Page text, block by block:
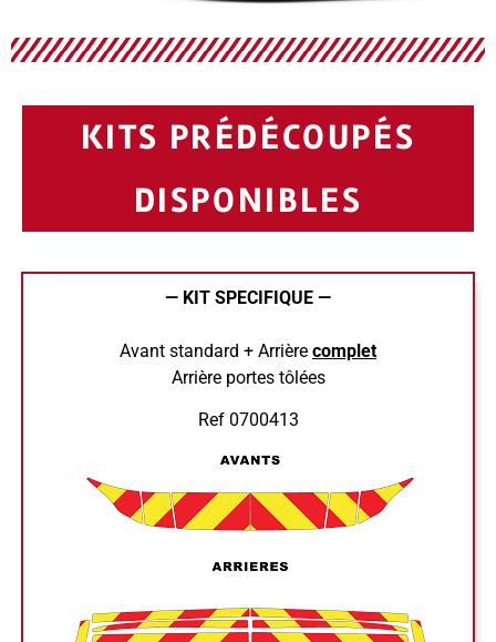
KITS PRÉDÉCOUPÉS
DISPONIBLES
— KIT SPECIFIQUE —
Avant standard + Arrière complet
Arrière portes tôlées
Ref 0700413